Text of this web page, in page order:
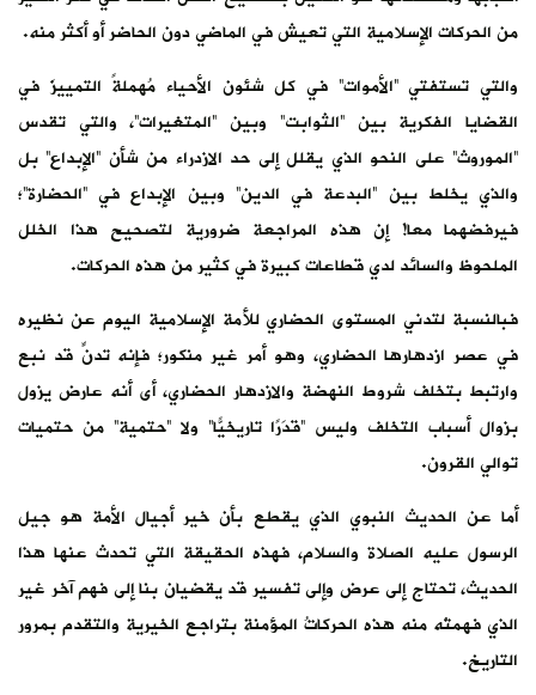
من الحركات الإسلامية التي تعيش في الماضي دون الحاضر أو أكثر منه.
والتي تستفتي “الأموات” في كل شئون الأحياء مُهملةً التمييزَ في
القضايا الفكرية بين “الثوابت” وبين “المتغيرات”، والتي تقدس
“الموروث” على النحو الذي يقلل إلى حد الازدراء من شأن “الإبداع” بل
والذي يخلط بين “البدعة في الدين” وبين الإبداع في “الحضارة”؛
فيرفضهما معا! إن هذه المراجعة ضرورية لتصحيح هذا الخلل
الملحوظ والسائد لدي قطاعات كبيرة في كثير من هذه الحركات.
فبالنسبة لتدني المستوى الحضاري للأمة الإسلامية اليوم عن نظيره
في عصر ازدهارها الحضاري، وهو أمر غير منكور؛ فإنه تدنٍّ قد نبع
وارتبط بتخلف شروط النهضة والازدهار الحضاري، أى أنه عارض يزول
بزوال أسباب التخلف وليس “قدَرًا تاريخيًّا” ولا “حتمية” من حتميات
توالي القرون.
أما عن الحديث النبوي الذي يقطع بأن خير أجيال الأمة هو جيل
الرسول عليه الصلاة والسلام، فهذه الحقيقة التي تحدث عنها هذا
الحديث، تحتاج إلى عرض وإلى تفسير قد يقضيان بنا إلى فهم آخر غير
الذي فهمتْه منه هذه الحركاتُ المؤمنة بتراجع الخيرية والتقدم بمرور
التاريخ.